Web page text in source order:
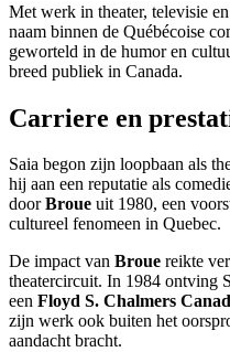
Met werk in theater, televisie
naam binnen de Québécoise
geworteld in de humor en
breed publiek in Canada.
Carriere en
Saia begon zijn loopbaan als
hij aan een reputatie als
doorBroue uit 1980, een
cultureel fenomeen in Quebec.
De impact van Broue reikte
theatercircuit. In 1984 ontving
een Floyd S. Chalmers
zijn werk ook buiten het
aandacht bracht.